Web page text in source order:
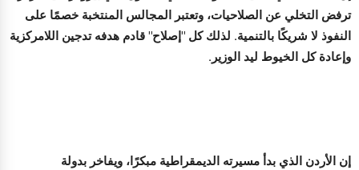
ترفض التخلي عن الصلاحيات، وتعتبر المجالس المنتخبة خصمًا على
النفوذ لا شريكًا بالتنمية. لذلك كل "إصلاح" قادم هدفه تدجين اللامركزية
وإعادة كل الخيوط ليد الوزير.
إن الأردن الذي بدأ مسيرته الديمقراطية مبكرًا، ويفاخر بدولة